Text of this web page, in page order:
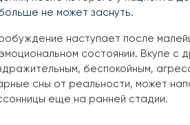
не может заснуть.
наступает после
состоянии. Вкупе с
беспокойным,
сны от реальности, может
еще на ранней стадии.